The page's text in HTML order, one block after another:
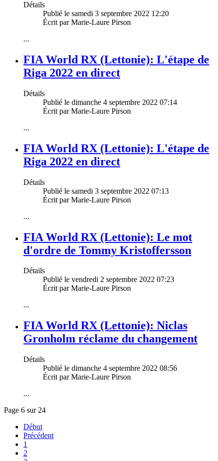
Détails
Publié le samedi 3 septembre 2022 12:20
Écrit par Marie-Laure Pirson
...
FIA World RX (Lettonie): L'étape de
Riga 2022 en direct
Détails
Publié le dimanche 4 septembre 2022 07:14
Écrit par Marie-Laure Pirson
...
FIA World RX (Lettonie): L'étape de
Riga 2022 en direct
Détails
Publié le samedi 3 septembre 2022 07:13
Écrit par Marie-Laure Pirson
...
FIA World RX (Lettonie): Le mot
d'ordre de Tommy Kristoffersson
Détails
Publié le vendredi 2 septembre 2022 07:23
Écrit par Marie-Laure Pirson
...
FIA World RX (Lettonie): Niclas
Gronholm réclame du changement
Détails
Publié le dimanche 4 septembre 2022 08:56
Écrit par Marie-Laure Pirson
...
Page 6 sur 24
Début
Précédent
1
2